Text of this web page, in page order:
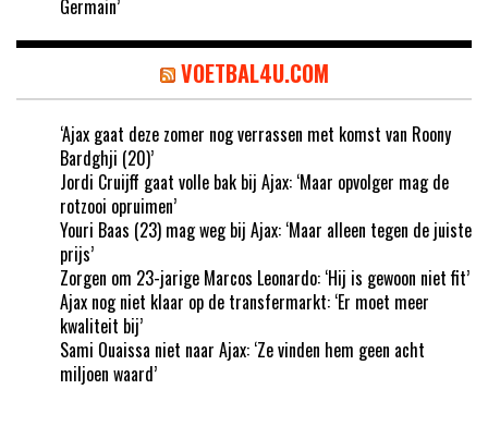
Germain’
VOETBAL4U.COM
‘Ajax gaat deze zomer nog verrassen met komst van Roony
Bardghji (20)’
Jordi Cruijff gaat volle bak bij Ajax: ‘Maar opvolger mag de
rotzooi opruimen’
Youri Baas (23) mag weg bij Ajax: ‘Maar alleen tegen de juiste
prijs’
Zorgen om 23-jarige Marcos Leonardo: ‘Hij is gewoon niet fit’
Ajax nog niet klaar op de transfermarkt: ‘Er moet meer
kwaliteit bij’
Sami Ouaissa niet naar Ajax: ‘Ze vinden hem geen acht
miljoen waard’